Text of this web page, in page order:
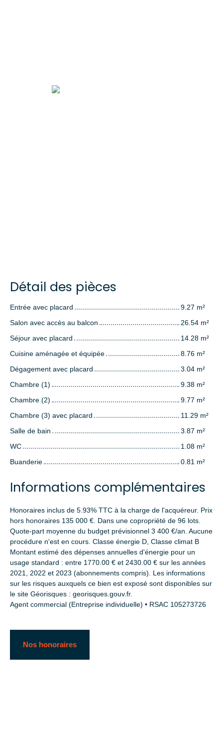
Détail des pièces
Entrée avec placard
9.27 m²
Salon avec accès au balcon
26.54 m²
Séjour avec placard
14.28 m²
Cuisine aménagée et équipée
8.76 m²
Dégagement avec placard
3.04 m²
Chambre (1)
9.38 m²
Chambre (2)
9.77 m²
Chambre (3) avec placard
11.29 m²
Salle de bain
3.87 m²
WC
1.08 m²
Buanderie
0.81 m²
Informations complémentaires
Honoraires inclus de 5.93% TTC à la charge de l'acquéreur. Prix
hors honoraires 135 000 €. Dans une copropriété de 96 lots.
Quote-part moyenne du budget prévisionnel 3 400 €/an. Aucune
procédure n'est en cours. Classe énergie D, Classe climat B
Montant estimé des dépenses annuelles d'énergie pour un
usage standard : entre 1770.00 € et 2430.00 € sur les années
2021, 2022 et 2023 (abonnements compris). Les informations
sur les risques auxquels ce bien est exposé sont disponibles sur
le site Géorisques : georisques.gouv.fr.
Agent commercial (Entreprise individuelle) • RSAC 105273726
Nos honoraires